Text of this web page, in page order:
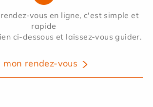
vous en ligne, c'est simple et
rapide
ci-dessous et laissez-vous guider.
mon rendez-vous